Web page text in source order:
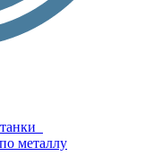
металлу